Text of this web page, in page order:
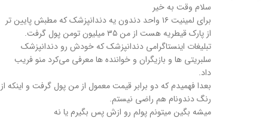
سلام وقت به خیر
برای لمینیت ۱۶ واحد دندون یه دندانپزشک که مطبش پایین تر
از پارک قیطریه هست از من ۳۵ میلیون تومن پول گرفت.
تبلیغات اینستاگرامی دندانپزشک که خودش رو دندانپزشک
سلبریتی ها و بازیگران و خواننده ها معرفی می‌کرد منو فریب
داد.
بعدا فهمیدم که دو برابر قیمت معمول از من پول گرفت و اینکه از
رنگ دندونام هم راضی نیستم.
میشه بگین میتونم پولم رو ازش پس بگیرم یا نه